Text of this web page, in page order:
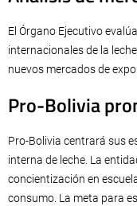
El Órgano Ejecutivo
internacionales de la
nuevos mercados de
Pro-Bolivia
Pro-Bolivia centrará sus
interna de leche. La
concientización en
consumo. La meta para